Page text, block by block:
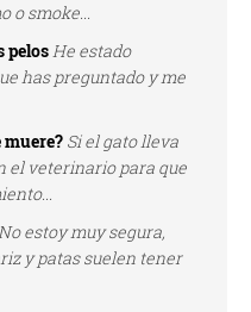
o smoke...
pelosHe estado
has preguntado y me
muere? Si el gato lleva
el veterinario para que
estoy muy segura,
y patas suelen tener